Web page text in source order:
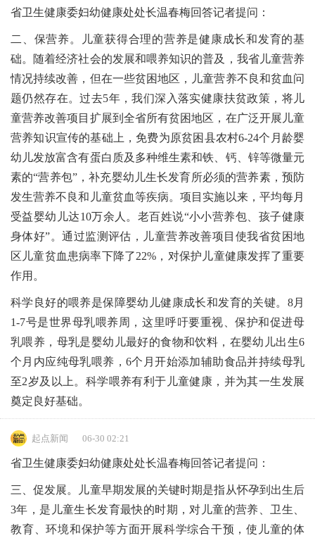
省卫生健康委妇幼健康处处长温春梅回答记者提问：
二、保营养。儿童获得合理的营养是健康成长和发育的基
础。随着经济社会的发展和喂养知识的普及，我省儿童营养
情况持续改善，但在一些贫困地区，儿童营养不良和贫血问
题仍然存在。过去5年，我们深入落实健康扶贫政策，将儿
童营养改善项目扩展到全省所有贫困地区，在广泛开展儿童
营养知识宣传的基础上，免费为原贫困县农村6-24个月龄婴
幼儿发放富含有蛋白质及多种维生素和铁、钙、锌等微量元
素的“营养包”，补充婴幼儿生长发育所必须的营养素，预防
发生营养不良和儿童贫血等疾病。项目实施以来，平均每月
受益婴幼儿达10万余人。老百姓说“小小营养包、孩子健康
身体好”。通过监测评估，儿童营养改善项目使我省贫困地
区儿童贫血患病率下降了22%，对保护儿童健康发挥了重要
作用。
科学良好的喂养是保障婴幼儿健康成长和发育的关键。8月
1-7号是世界母乳喂养周，这里呼吁要重视、保护和促进母
乳喂养，母乳是婴幼儿最好的食物和饮料，在婴幼儿出生6
个月内应纯母乳喂养，6个月开始添加辅助食品并持续母乳
至2岁及以上。科学喂养有利于儿童健康，并为其一生发展
奠定良好基础。
起点新闻 06-30 02:21
省卫生健康委妇幼健康处处长温春梅回答记者提问：
三、促发展。儿童早期发展的关键时期是指从怀孕到出生后
3年，是儿童生长发育最快的时期，对儿童的营养、卫生、
教育、环境和保护等方面开展科学综合干预，使儿童的体